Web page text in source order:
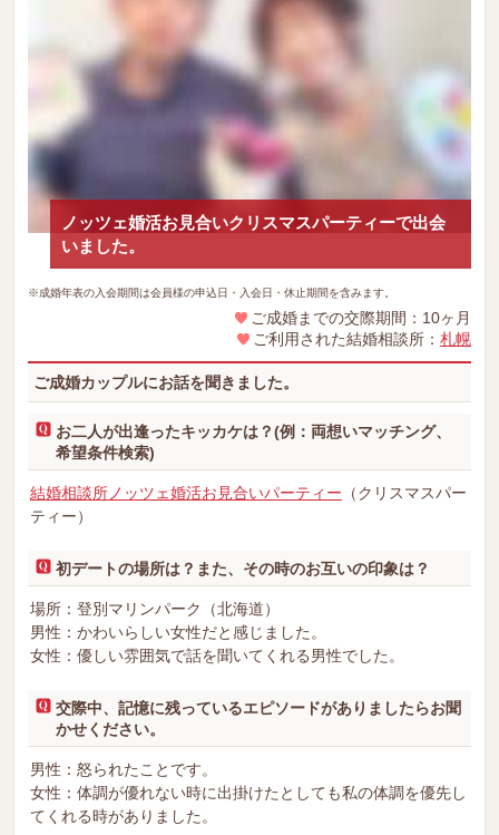
ノッツェ婚活お見合いクリスマスパーティーで出会
いました。
※成婚年表の入会期間は会員様の申込日・入会日・休止期間を含みます。
ご成婚までの交際期間：10ヶ月
ご利用された結婚相談所： 札幌
ご成婚カップルにお話を聞きました。
お二人が出逢ったキッカケは？(例：両想いマッチング、
希望条件検索)
結婚相談所ノッツェ婚活お見合いパーティー （クリスマスパー
ティー）
初デートの場所は？また、その時のお互いの印象は？
場所：登別マリンパーク（北海道）
男性：かわいらしい女性だと感じました。
女性：優しい雰囲気で話を聞いてくれる男性でした。
交際中、記憶に残っているエピソードがありましたらお聞
かせください。
男性：怒られたことです。
女性：体調が優れない時に出掛けたとしても私の体調を優先し
てくれる時がありました。